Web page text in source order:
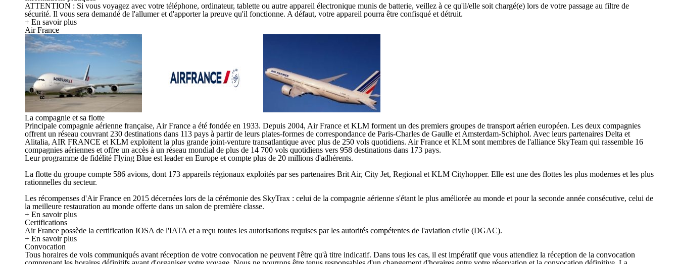
ATTENTION : Si vous voyagez avec votre téléphone, ordinateur, tablette ou autre appareil électronique munis de batterie, veillez à ce qu'il/elle soit chargé(e) lors de votre passage au filtre de
sécurité. Il vous sera demandé de l'allumer et d'apporter la preuve qu'il fonctionne. A défaut, votre appareil pourra être confisqué et détruit.
+ En savoir plus
Air France
La compagnie et sa flotte
Principale compagnie aérienne française, Air France a été fondée en 1933. Depuis 2004, Air France et KLM forment un des premiers groupes de transport aérien européen. Les deux compagnies
offrent un réseau couvrant 230 destinations dans 113 pays à partir de leurs plates-formes de correspondance de Paris-Charles de Gaulle et Amsterdam-Schiphol. Avec leurs partenaires Delta et
Alitalia, AIR FRANCE et KLM exploitent la plus grande joint-venture transatlantique avec plus de 250 vols quotidiens. Air France et KLM sont membres de l'alliance SkyTeam qui rassemble 16
compagnies aériennes et offre un accès à un réseau mondial de plus de 14 700 vols quotidiens vers 958 destinations dans 173 pays.
Leur programme de fidélité Flying Blue est leader en Europe et compte plus de 20 millions d'adhérents.
La flotte du groupe compte 586 avions, dont 173 appareils régionaux exploités par ses partenaires Brit Air, City Jet, Regional et KLM Cityhopper. Elle est une des flottes les plus modernes et les plus
rationnelles du secteur.
Les récompenses d'Air France en 2015 décernées lors de la cérémonie des SkyTrax : celui de la compagnie aérienne s'étant le plus améliorée au monde et pour la seconde année consécutive, celui de
la meilleure restauration au monde offerte dans un salon de première classe.
+ En savoir plus
Certifications
Air France possède la certification IOSA de l'IATA et a reçu toutes les autorisations requises par les autorités compétentes de l'aviation civile (DGAC).
+ En savoir plus
Convocation
Tous horaires de vols communiqués avant réception de votre convocation ne peuvent l'être qu'à titre indicatif. Dans tous les cas, il est impératif que vous attendiez la réception de la convocation